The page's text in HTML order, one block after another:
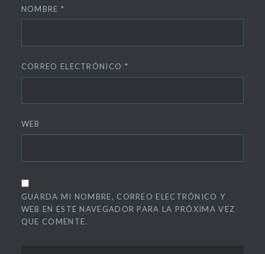
NOMBRE *
CORREO ELECTRÓNICO *
WEB
GUARDA MI NOMBRE, CORREO ELECTRÓNICO Y
WEB EN ESTE NAVEGADOR PARA LA PRÓXIMA VEZ
QUE COMENTE.